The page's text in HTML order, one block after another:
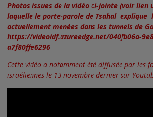
Photos issues de la vidéo ci-jointe (voir lien
laquelle le porte-parole de Tsahal explique
actuellement menées dans les tunnels de
https://videoidf.azureedge.net/040fb06a-
a7f80ffe6296
Cette vidéo a notamment été diffusée par les
israéliennes le 13 novembre dernier sur